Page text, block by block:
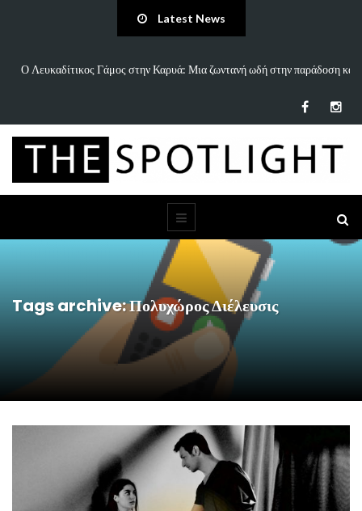
Latest News
στην παράδοση και «Άννα Είσαι Καλά;»: Το νέο τραγούδι του Δημήτρη
Tags archive: Πολυχώρος Διέλευσις